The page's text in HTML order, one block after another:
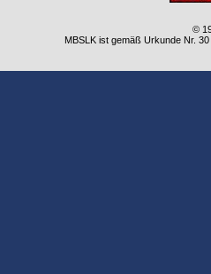
©
MBSLK ist gemäß Urkunde Nr.